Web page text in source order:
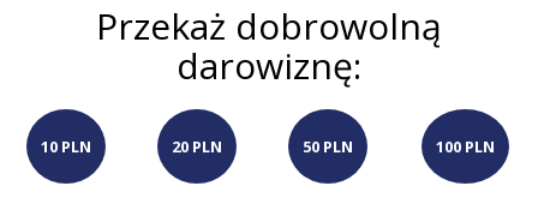
Przekaż dobrowolną
darowiznę:
10 PLN 20 PLN 50 PLN 100 PLN